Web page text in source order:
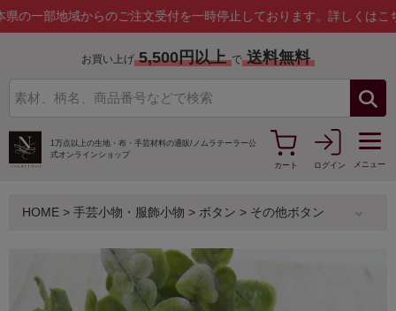
域からのご注文受付を一時停止しております。詳しくはこちら
お買い上げ 5,500円以上 で 送料無料
1万点以上の生地・布・手芸材料の通販/ ノムラテーラー公
式オンラインショップ
カート
ログイン メニュー
HOME > 手芸小物・服飾小物 > ボタン > その他ボタン